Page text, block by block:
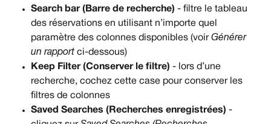
Search bar (Barre de recherche) - filtre le tableau
des réservations en utilisant n’importe quel
paramètre des colonnes disponibles (voir Générer
un rapport ci-dessous)
Keep Filter (Conserver le filtre) - lors d’une
recherche, cochez cette case pour conserver les
filtres de colonnes
Saved Searches (Recherches enregistrées) -